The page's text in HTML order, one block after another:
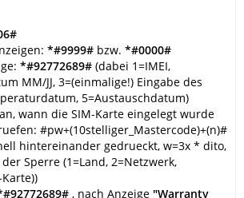
*#9999# bzw. *#0000#
*#92772689# (dabei 1=IMEI,
MM/JJ, 3=(einmalige!) Eingabe des
5=Austauschdatum)
wann die SIM-Karte eingelegt wurde
#pw+(10stelliger_Mastercode)+(n)#
hintereinander gedrueckt, w=3x * dito,
Sperre (1=Land, 2=Netzwerk,
, nach Anzeige "Warranty